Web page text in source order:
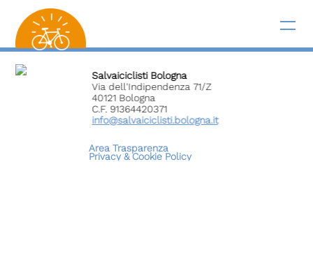
Salvaiciclisti Bologna
Via dell'Indipendenza 71/Z
40121 Bologna
C.F. 91364420371
info@salvaiciclisti.bologna.it
Area Trasparenza
Privacy & Cookie Policy